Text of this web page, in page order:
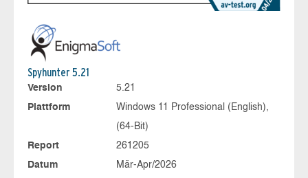
Spyhunter 5.21
Version
5.21
Plattform
Windows 11 Professional (English),
(64-Bit)
Report
261205
Datum
Mär-Apr/2026